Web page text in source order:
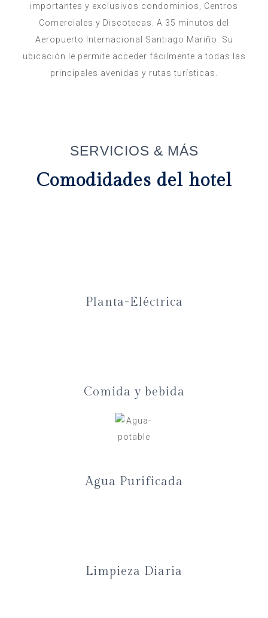
importantes y exclusivos condominios, Centros
Comerciales y Discotecas. A 35 minutos del
Aeropuerto Internacional Santiago Mariño. Su
ubicación le permite acceder fácilmente a todas las
principales avenidas y rutas turísticas.
SERVICIOS & MÁS
Comodidades del hotel
Planta-Eléctrica
Comida y bebida
Agua Purificada
Limpieza Diaria